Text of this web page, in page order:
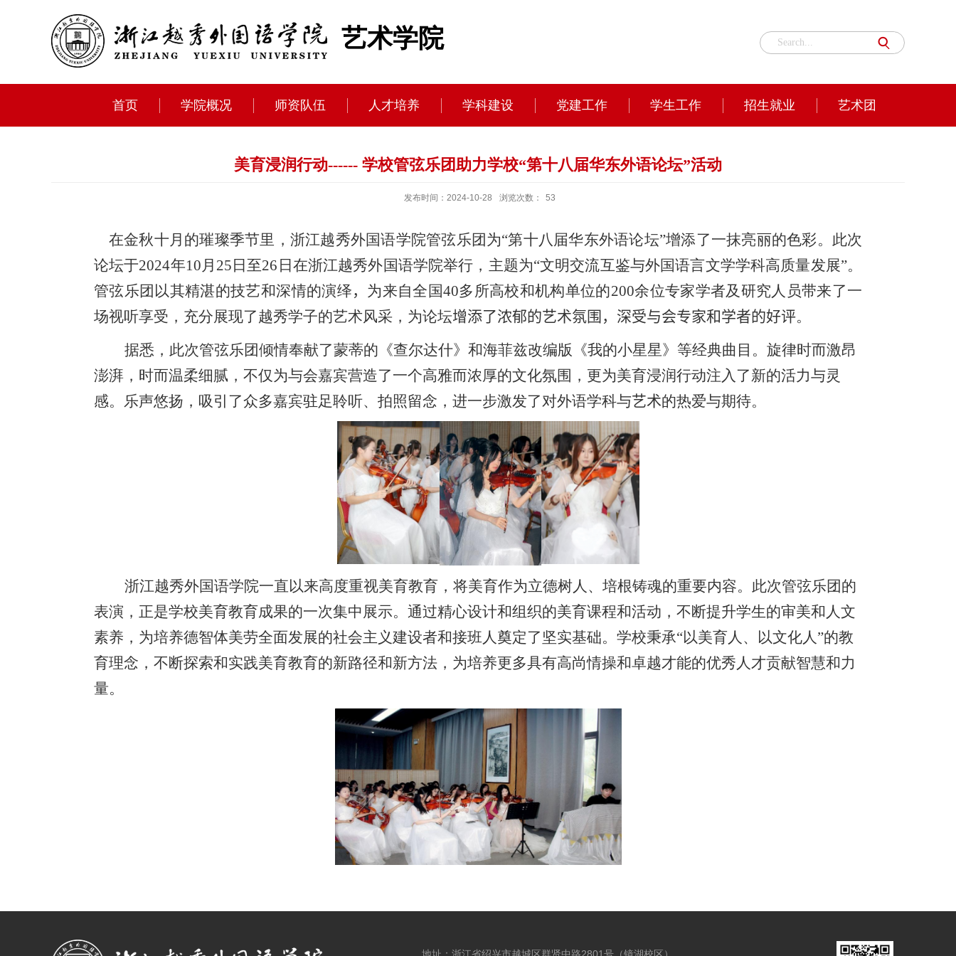
艺术学院
首页 学院概况 师资队伍 人才培养 学科建设 党建工作 学生工作 招生就业 艺术团
美育浸润行动------ 学校管弦乐团助力学校“第十八届华东外语论坛”活动
发布时间：2024-10-28 浏览次数： 53
在金秋十月的璀璨季节里，浙江越秀外国语学院管弦乐团为“第十八届华东外语论坛”增添了一抹亮丽的色彩。此次
论坛于2024年10月 25 日至26 日在浙江越秀外国语学院举行，主题为“文明交流互鉴与外国语言文学学科高质量发展”。
管弦乐团以其精湛的技艺和深情的演绎， 为来自全国40多所高校和机构单位的200余位专家学者及研究人员带来了一
场视听享受，充分展现了越秀学子的艺术风采，为论坛增添了浓郁的艺术氛围，深受与会专家和学者的好评。
据悉，此次管弦乐团倾情奉献了蒙蒂的《查尔达什》和海菲兹改编版《我的小星星》等经典曲目。旋律时而激昂
澎湃，时而温柔细腻，不仅为与会嘉宾营造了一个高雅而浓厚的文化氛围，更为美育浸润行动注入了新的活力与灵
感。乐声悠扬，吸引了众多嘉宾驻足聆听、拍照留念，进一步激发了对外语学科与艺术的热爱与期待。
浙江越秀外国语学院一直以来高度重视美育教育，将美育作为立德树人、培根铸魂的重要内容。此次管弦乐团的
表演，正是学校美育教育成果的一次集中展示。通过精心设计和组织的美育课程和活动，不断提升学生的审美和人文
素养，为培养德智体美劳全面发展的社会主义建设者和接班人奠定了坚实基础。学校秉承“以美育人、以文化人”的教
育理念，不断探索和实践美育教育的新路径和新方法，为培养更多具有高尚情操和卓越才能的优秀人才贡献智慧和力
量。